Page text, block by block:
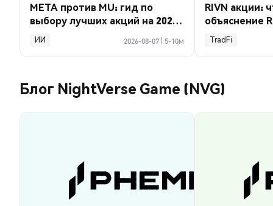
META против MU: гид по
выбору лучших акций на 2026
год
ИИ 2026-08-07 5-10м
RIVN акции:
объяснение
TradFi
Блог NightVerse Game (NVG)